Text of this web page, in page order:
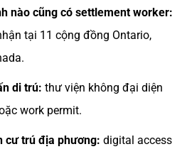
nào cũng có settlement worker:
tại 11 cộng đồng Ontario,
di trú: thư viện không đại diện
work permit.
cư trú địa phương: digital access